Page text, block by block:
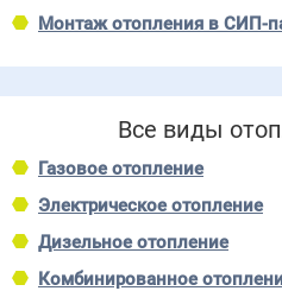
Монтаж отопления в СИП-
Все виды
Газовое отопление
Электрическое отопление
Дизельное отопление
Комбинированное